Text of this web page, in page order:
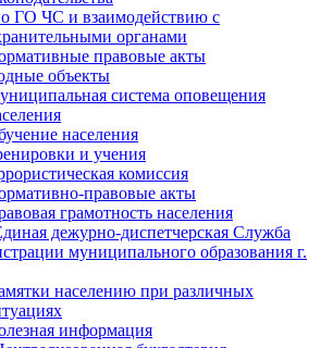
ГО ЧС и взаимодействию с
органами
правовые акты
объекты
система оповещения
населения
и учения
комиссия
правовые акты
грамотность населения
дежурно-диспетчерская Служба
муниципального образования г.
населению при различных
информация